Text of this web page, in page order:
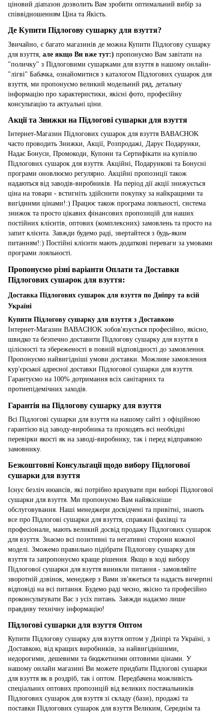
ціновий діапазон дозволить Вам зробити оптимальний вибір за
співвідношенням Ціна та Якість.
Де Купити Підлогову сушарку для взуття?
Звичайно, є багато магазинів де можна Купити Підлогову сушарку
для взуття, але якщо Ви вже тут:) пропонуємо Вам завітати на
"поличку" з Підлоговими сушарками для взуття в нашому онлайн-
"лігві" Бабачка, ознайомитися з каталогом Підлогових сушарок для
взуття, ми пропонуємо великий модельний ряд, детальну
інформацію про характеристики, якісні фото, професійну
консультацію та актуальні ціни.
Акції та Знижки на Підлогові сушарки для взуття
Інтернет-Магазин Підлогових сушарок для взуття BABACHOK
часто проводить Знижки, Акції, Розпродажі, Дарує Подарунки,
Надає Бонуси, Промокоди, Купони та Сертифікати на купівлю
Підлогових сушарок для взуття. Акційні, Подарункові та Бонусні
програми оновлюємо регулярно. Акційні пропозиції також
надаються від заводів-виробників. На період дії акції знижується
ціна на товари - встигніть здійснити покупку за найкращими та
вигідними цінами!:) Працює також програма лояльності, система
знижок та просто цікавих фінансових пропозицій для наших
постійних клієнтів, оптових (комплексних) замовлень та просто на
запит клієнта. Завжди будемо раді, звертайтеся з будь-яким
питанням!:) Постійні клієнти мають додаткові переваги за умовами
програми лояльності.
Пропонуємо різні варіанти Оплати та Доставки
Підлогових сушарок для взуття:
Доставка Підлогових сушарок для взуття по Дніпру та всій
Україні
Купити Підлогову сушарку для взуття з Доставкою
Інтернет-Магазин BABACHOK зобов'язується професійно, якісно,
швидко та безпечно доставити Підлогову сушарку для взуття в
цілісності та збереженості в повній відповідності до замовлення.
Пропонуємо найвигідніші умови доставки. Можливе замовлення
кур'єрської адресної доставки Підлогової сушарки для взуття.
Гарантуємо на 100% дотримання всіх санітарних та
протиепідемічних заходів.
Гарантія на Підлогову сушарку для взуття
Всі Підлогові сушарки для взуття на нашому сайті з офіційною
гарантією від заводу-виробника та проходять всі необхідні
перевірки якості як на заводі-виробнику, так і перед відправкою
замовнику.
Безкоштовні Консультації щодо вибору Підлогової
сушарки для взуття
Існує безліч нюансів, які потрібно врахувати при виборі Підлогової
сушарки для взуття. Ми пропонуємо Вам найякісніше
обслуговування. Наші менеджери досвідчені та привітні, знають
все про Підлогові сушарки для взуття, справжні фахівці та
професіонали, мають великий досвід продажу Підлогових сушарок
для взуття. Знаємо всі позитивні та негативні сторони кожної
моделі. Зможемо правильно підібрати Підлогову сушарку для
взуття та запропонуємо краще рішення. Якщо в ході вибору
Підлогової сушарки для взуття виникли питання - замовляйте
зворотній дзвінок, менеджер з Вами зв'яжеться та надасть вичерпні
відповіді на всі питання. Будемо раді чесно, якісно та професійно
проконсультувати Вас з усіх питань. Завжди надаємо лише
правдиву технічну інформацію!
Підлогові сушарки для взуття Оптом
Купити Підлогову сушарку для взуття оптом у Дніпрі та Україні, з
Доставкою, від кращих виробників, за найвигіднішими,
недорогими, дешевими та бюджетними оптовими цінами. У
нашому онлайн магазині Ви можете придбати Підлогові сушарки
для взуття як в роздріб, так і оптом. Передбачена можливість
спеціальних оптових пропозицій від великих постачальників
Підлогових сушарок для взуття зі складу (бази), продажі та
поставки Підлогових сушарок для взуття Великим, Середнім та